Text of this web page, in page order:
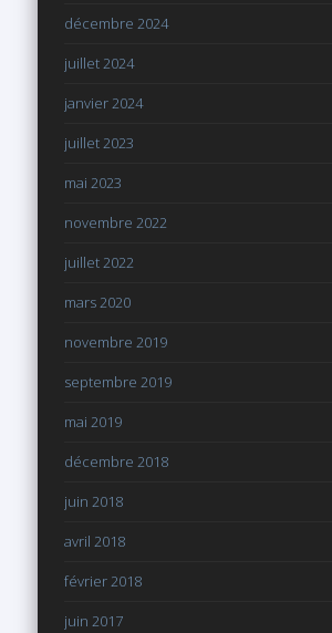
décembre 2024
juillet 2024
janvier 2024
juillet 2023
mai 2023
novembre 2022
juillet 2022
mars 2020
novembre 2019
septembre 2019
mai 2019
décembre 2018
juin 2018
avril 2018
février 2018
juin 2017